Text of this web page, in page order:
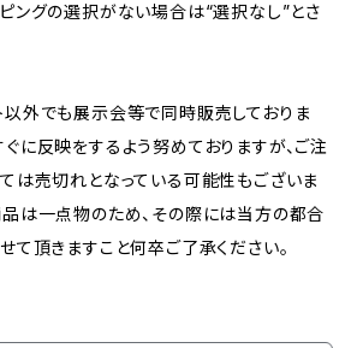
ングの選択がない場合は“選択なし”とさ
外でも展示会等で同時販売しておりま
に反映をするよう努めておりますが、ご注
は売切れとなっている可能性もございま
品は一点物のため、その際には当方の都合
て頂きますこと何卒ご了承ください。